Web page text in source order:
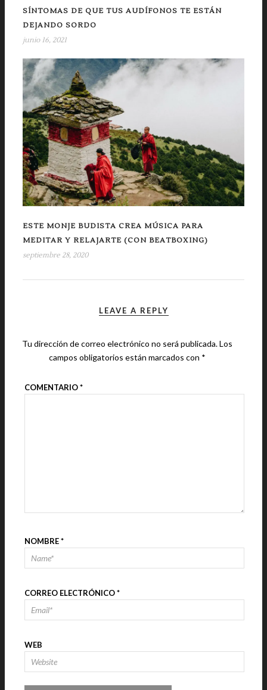
SÍNTOMAS DE QUE TUS AUDÍFONOS TE ESTÁN
DEJANDO SORDO
junio 16, 2021
ESTE MONJE BUDISTA CREA MÚSICA PARA
MEDITAR Y RELAJARTE (CON BEATBOXING)
septiembre 28, 2020
LEAVE A REPLY
Tu dirección de correo electrónico no será publicada.Los
campos obligatorios están marcados con *
COMENTARIO*
NOMBRE*
CORREO ELECTRÓNICO*
WEB